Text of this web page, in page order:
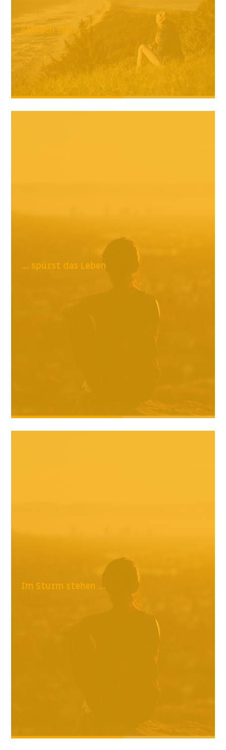
Einfach sein
... spürst das Leben
Im Sturm stehen ...